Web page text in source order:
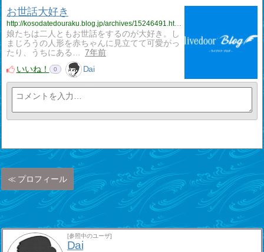
お世話大好き
http://kosodatedouraku.blog.jp/archives/15246491.html
娘たちは二人ともお世話をするのが大好き。し
まじろうの人形を赤ちゃんに見立てて可愛がっ
たり、うちにある…
7年前
いいね！
0 Dai
プロフィール
[参照中のユーザ]
Dai